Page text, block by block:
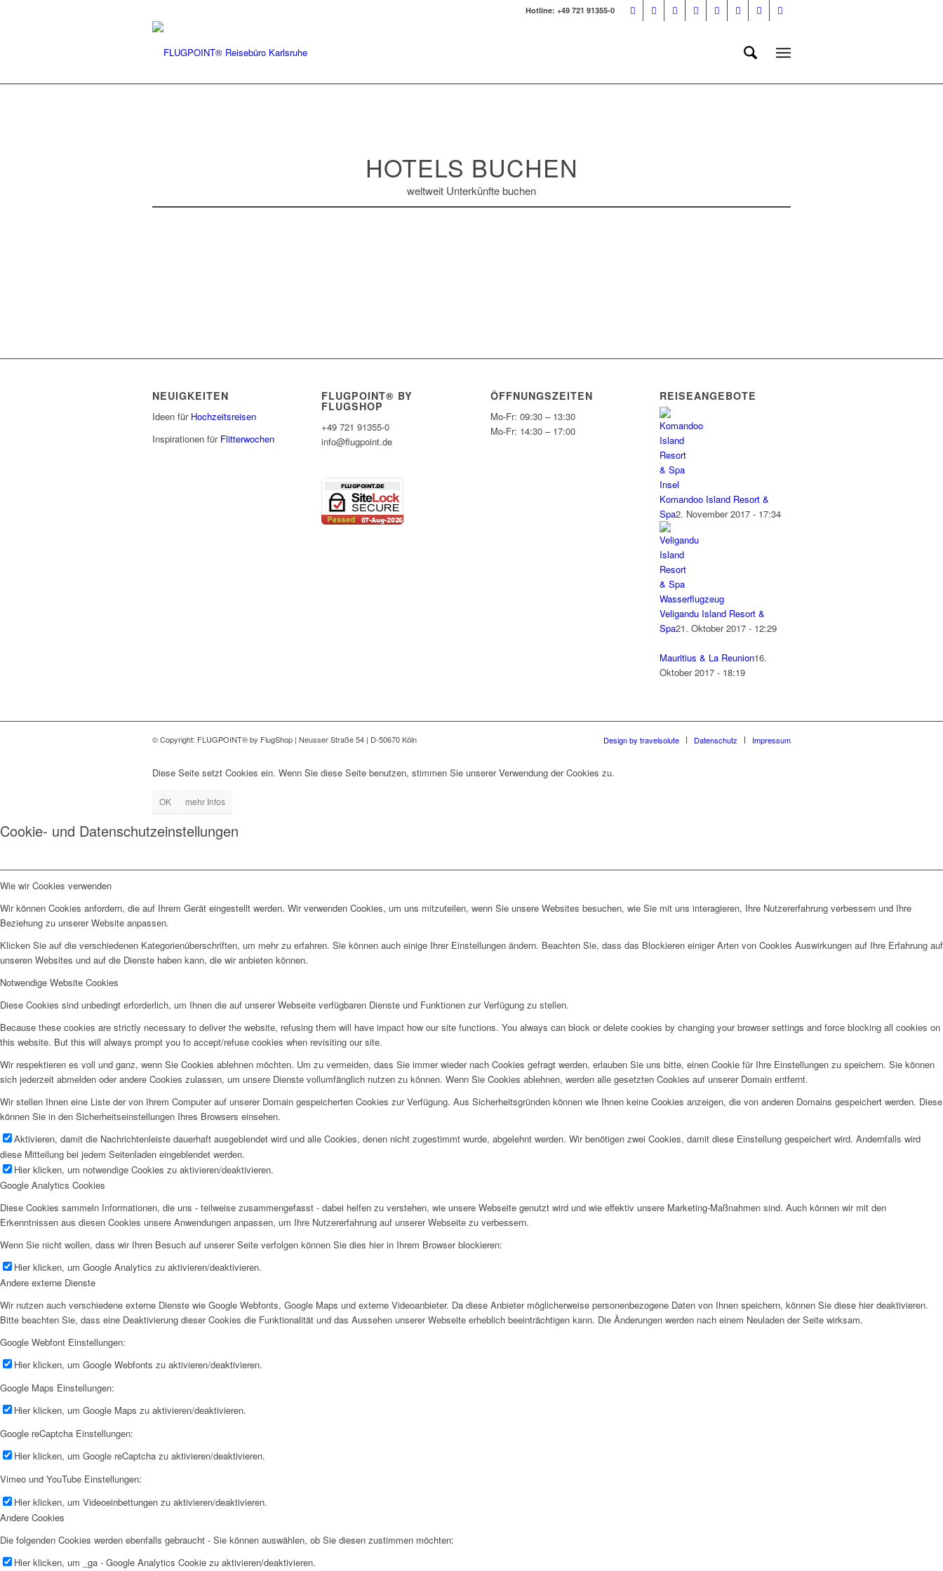
Hotline: +49 721 91355-0
HOTELS BUCHEN
weltweit Unterkünfte buchen
NEUIGKEITEN
Ideen für Hochzeitsreisen
Inspirationen für Flitterwochen
FLUGPOINT® BY
FLUGSHOP
+49 721 91355-0
info@flugpoint.de
ÖFFNUNGSZEITEN
Mo-Fr: 09:30 – 13:30
Mo-Fr: 14:30 – 17:00
REISEANGEBOTE
Komandoo Island Resort &
Spa2. November 2017 - 17:34
Veligandu Island Resort &
Spa21. Oktober 2017 - 12:29
Mauritius & La Reunion16.
Oktober 2017 - 18:19
© Copyright: FLUGPOINT® by FlugShop | Neusser Straße 54 | D-50670 Köln Design by travelsolute Datenschutz Impressum
Diese Seite setzt Cookies ein. Wenn Sie diese Seite benutzen, stimmen Sie unserer Verwendung der Cookies zu.
OK mehr Infos
Cookie- und Datenschutzeinstellungen
Wie wir Cookies verwenden
Wir können Cookies anfordern, die auf Ihrem Gerät eingestellt werden. Wir verwenden Cookies, um uns mitzuteilen, wenn Sie unsere Websites besuchen, wie Sie mit uns interagieren, Ihre Nutzererfahrung verbessern und Ihre
Beziehung zu unserer Website anpassen.
Klicken Sie auf die verschiedenen Kategorienüberschriften, um mehr zu erfahren. Sie können auch einige Ihrer Einstellungen ändern. Beachten Sie, dass das Blockieren einiger Arten von Cookies Auswirkungen auf Ihre Erfahrung auf
unseren Websites und auf die Dienste haben kann, die wir anbieten können.
Notwendige Website Cookies
Diese Cookies sind unbedingt erforderlich, um Ihnen die auf unserer Webseite verfügbaren Dienste und Funktionen zur Verfügung zu stellen.
Because these cookies are strictly necessary to deliver the website, refusing them will have impact how our site functions. You always can block or delete cookies by changing your browser settings and force blocking all cookies on
this website. But this will always prompt you to accept/refuse cookies when revisiting our site.
Wir respektieren es voll und ganz, wenn Sie Cookies ablehnen möchten. Um zu vermeiden, dass Sie immer wieder nach Cookies gefragt werden, erlauben Sie uns bitte, einen Cookie für Ihre Einstellungen zu speichern. Sie können
sich jederzeit abmelden oder andere Cookies zulassen, um unsere Dienste vollumfänglich nutzen zu können. Wenn Sie Cookies ablehnen, werden alle gesetzten Cookies auf unserer Domain entfernt.
Wir stellen Ihnen eine Liste der von Ihrem Computer auf unserer Domain gespeicherten Cookies zur Verfügung. Aus Sicherheitsgründen können wie Ihnen keine Cookies anzeigen, die von anderen Domains gespeichert werden. Diese
können Sie in den Sicherheitseinstellungen Ihres Browsers einsehen.
Aktivieren, damit die Nachrichtenleiste dauerhaft ausgeblendet wird und alle Cookies, denen nicht zugestimmt wurde, abgelehnt werden. Wir benötigen zwei Cookies, damit diese Einstellung gespeichert wird. Andernfalls wird
diese Mitteilung bei jedem Seitenladen eingeblendet werden.
Hier klicken, um notwendige Cookies zu aktivieren/deaktivieren.
Google Analytics Cookies
Diese Cookies sammeln Informationen, die uns - teilweise zusammengefasst - dabei helfen zu verstehen, wie unsere Webseite genutzt wird und wie effektiv unsere Marketing-Maßnahmen sind. Auch können wir mit den
Erkenntnissen aus diesen Cookies unsere Anwendungen anpassen, um Ihre Nutzererfahrung auf unserer Webseite zu verbessern.
Wenn Sie nicht wollen, dass wir Ihren Besuch auf unserer Seite verfolgen können Sie dies hier in Ihrem Browser blockieren:
Hier klicken, um Google Analytics zu aktivieren/deaktivieren.
Andere externe Dienste
Wir nutzen auch verschiedene externe Dienste wie Google Webfonts, Google Maps und externe Videoanbieter. Da diese Anbieter möglicherweise personenbezogene Daten von Ihnen speichern, können Sie diese hier deaktivieren.
Bitte beachten Sie, dass eine Deaktivierung dieser Cookies die Funktionalität und das Aussehen unserer Webseite erheblich beeinträchtigen kann. Die Änderungen werden nach einem Neuladen der Seite wirksam.
Google Webfont Einstellungen:
Hier klicken, um Google Webfonts zu aktivieren/deaktivieren.
Google Maps Einstellungen:
Hier klicken, um Google Maps zu aktivieren/deaktivieren.
Google reCaptcha Einstellungen:
Hier klicken, um Google reCaptcha zu aktivieren/deaktivieren.
Vimeo und YouTube Einstellungen:
Hier klicken, um Videoeinbettungen zu aktivieren/deaktivieren.
Andere Cookies
Die folgenden Cookies werden ebenfalls gebraucht - Sie können auswählen, ob Sie diesen zustimmen möchten:
Hier klicken, um _ga - Google Analytics Cookie zu aktivieren/deaktivieren.